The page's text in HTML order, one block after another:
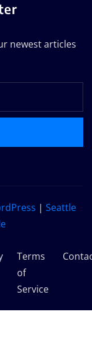
newest articles
| Seattle
Terms
of
Service